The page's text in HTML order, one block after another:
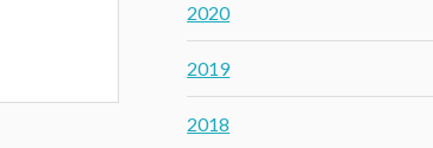
2020
2019
2018